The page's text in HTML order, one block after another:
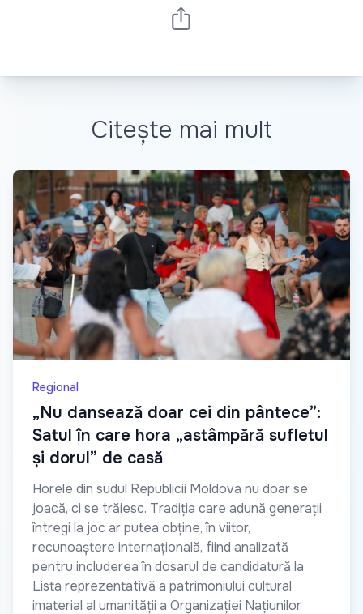
Citește mai mult
Regional
„Nu dansează doar cei din pântece”:
Satul în care hora „astâmpără sufletul
și dorul” de casă
Horele din sudul Republicii Moldova nu doar se
joacă, ci se trăiesc. Tradiția care adună generații
întregi la joc ar putea obține, în viitor,
recunoaștere internațională, fiind analizată
pentru includerea în dosarul de candidatură la
Lista reprezentativă a patrimoniului cultural
imaterial al umanității a Organizației Națiunilor